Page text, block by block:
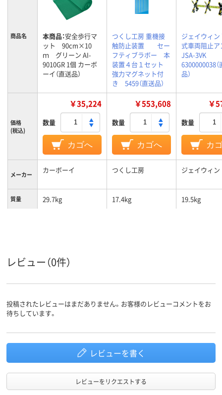
商品名 本商品：安全歩行マ
ット 90cm×10
ｍ グリーン AI-
9010GR 1個 カーボ
ーイ（直送品）
つくし工房 重機接
触防止装置 セー
フティブラボー 本
装置４台１セット
強力マグネット付
き 5459（直送品）
ジェイウィン
式車両阻止ア
JSA-3VK
6300000038（
品）
価格
(税込)
￥35,224
数量
カゴへ
￥553,608
数量
カゴへ
￥
数量
カ
メーカー カーボーイ つくし工房 ジェイウィン
質量 29.7kg 17.4kg 19.5kg
レビュー（0件）
投稿されたレビューはまだありません。お客様のレビューコメントをお
待ちしています。
レビューを書く
レビューをリクエストする